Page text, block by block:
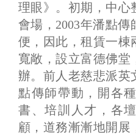
理眼》。初期，中心
會場，2003年潘點
便，因此，租賃一棟
寬敞，設立富德佛堂
辦。前人老慈悲派英
點傳師帶動，開各
書、培訓人才，各
顧，道務漸漸地開展